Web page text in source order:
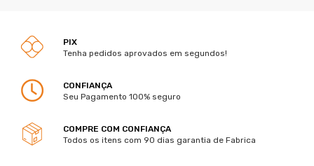
PIX
Tenha pedidos aprovados em segundos!
CONFIANÇA
Seu Pagamento 100% seguro
COMPRE COM CONFIANÇA
Todos os itens com 90 dias garantia de Fabrica